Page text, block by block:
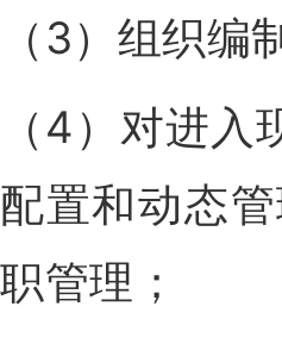
（3）组织
（4）对进
配置和动态
职管理；